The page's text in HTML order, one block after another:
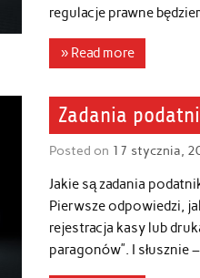
regulacje prawne
» Read more
Zadania
Posted on 17 stycznia,
Jakie są zadania
Pierwsze odpowiedzi,
rejestracja kasy lub
paragonów”. I słusznie